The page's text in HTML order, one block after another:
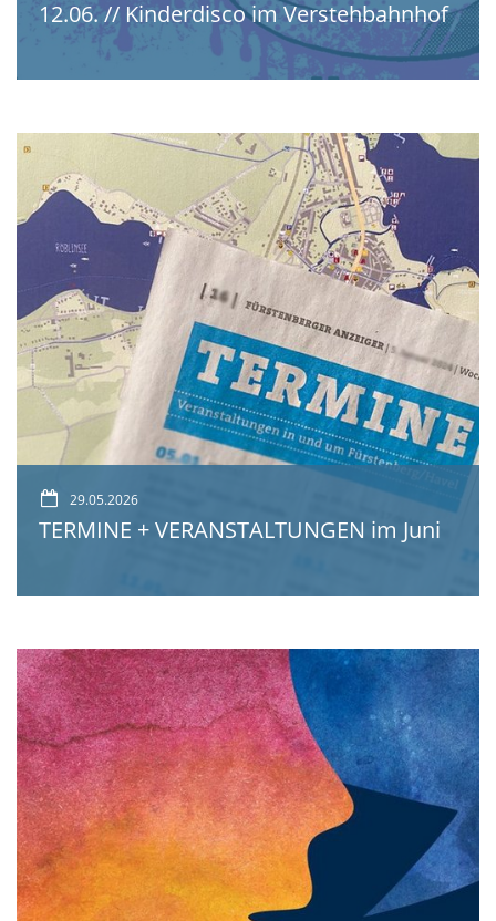
12.06. // Kinderdisco im Verstehbahnhof
29.05.2026
TERMINE + VERANSTALTUNGEN im Juni